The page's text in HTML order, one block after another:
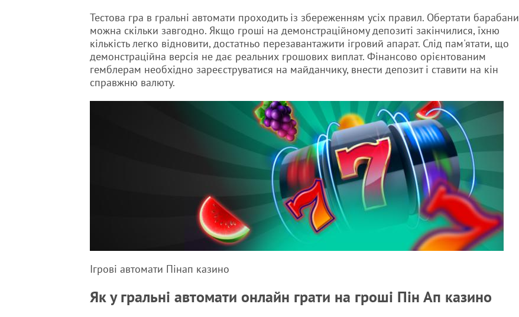
Тестова гра в гральні автомати проходить із збереженням усіх правил. Обертати барабани
можна скільки завгодно. Якщо гроші на демонстраційному депозиті закінчилися, їхню
кількість легко відновити, достатньо перезавантажити ігровий апарат. Слід пам'ятати, що
демонстраційна версія не дає реальних грошових виплат. Фінансово орієнтованим
гемблерам необхідно зареєструватися на майданчику, внести депозит і ставити на кін
справжню валюту.
Ігрові автомати Пінап казино
Як у гральні автомати онлайн грати на гроші Пін Ап казино